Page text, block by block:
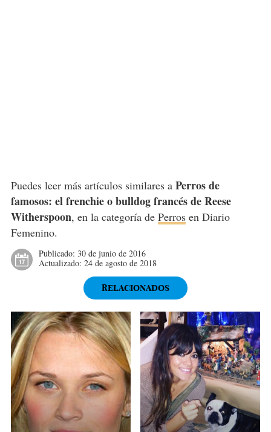
Puedes leer más artículos similares a Perros de
famosos: el frenchie o bulldog francés de Reese
Witherspoon, en la categoría de Perrosen Diario
Femenino.
Publicado: 30 de junio de 2016
Actualizado: 24 de agosto de 2018
RELACIONADOS